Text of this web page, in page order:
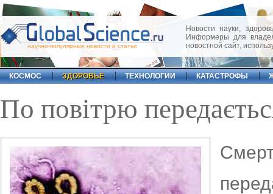
научно-популярные новости и статьи
Новости науки,
Информеры для
новостной сайт,
КОСМОС ЗДОРОВЬЕ ТЕХНОЛОГИИ КАТАСТРОФЫ
По повітрю